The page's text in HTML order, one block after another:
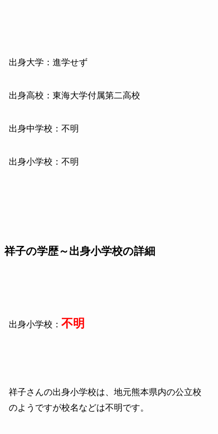
出身大学：進学せず
出身高校：東海大学付属第二高校
出身中学校：不明
出身小学校：不明
祥子の学歴～出身小学校の詳細
出身小学校： 不明
祥子さんの出身小学校は、地元熊本県内の公立校
のようですが校名などは不明です。